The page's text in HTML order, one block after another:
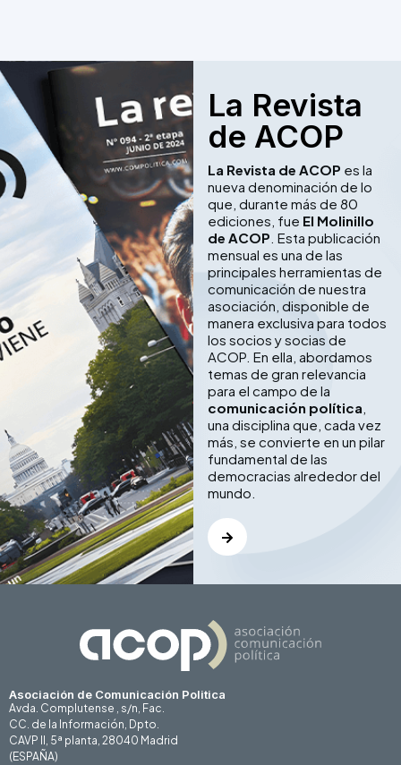
La Revista
de ACOP
La Revista de ACOP es la
nueva denominación de lo
que, durante más de 80
ediciones, fue El Molinillo
de ACOP . Esta publicación
mensual es una de las
principales herramientas de
comunicación de nuestra
asociación, disponible de
manera exclusiva para todos
los socios y socias de
ACOP. En ella, abordamos
temas de gran relevancia
para el campo de la
comunicación política
una disciplina que, cada vez
más, se convierte en un pilar
fundamental de las
democracias alrededor del
mundo.
Asociación de Comunicación Politica
Avda. Complutense , s/n, Fac.
CC. de la Información, Dpto.
CAVP II, 5ª planta, 28040 Madrid
(ESPAÑA)